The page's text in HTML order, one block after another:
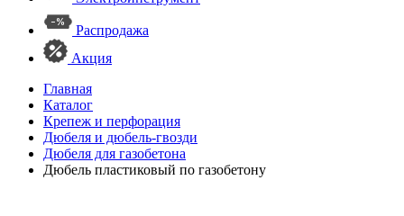
Распродажа
Акция
Главная
Каталог
Крепеж и перфорация
Дюбеля и дюбель-гвозди
Дюбеля для газобетона
Дюбель пластиковый по газобетону